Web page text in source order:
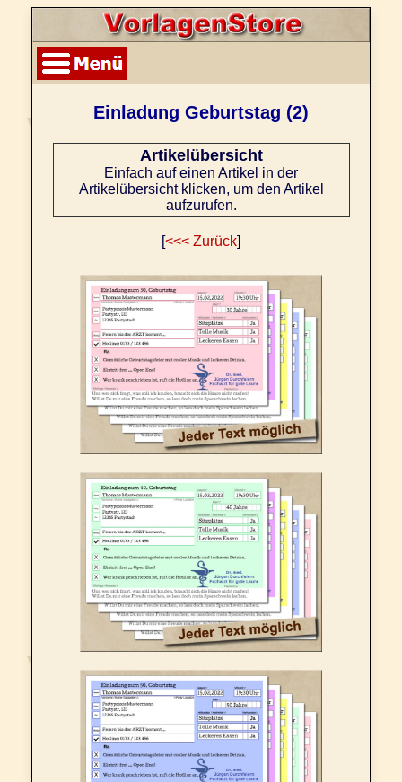
Einladung Geburtstag (2)
Artikelübersicht
Einfach auf einen Artikel in der
Artikelübersicht klicken, um den Artikel
aufzurufen.
[<<< Zurück]